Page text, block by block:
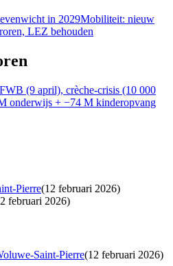
in 2029Mobiliteit: nieuw
LEZ behouden
(9 april), crèche-crisis (10 000
onderwijs + −74 M kinderopvang
Pierre(12 februari 2026)
februari 2026)
Saint-Pierre(12 februari 2026)